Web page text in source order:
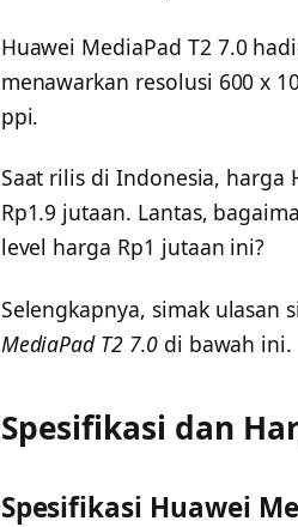
Huawei MediaPad T2 7.0
menawarkan resolusi 600 x
ppi.
Saat rilis di Indonesia, harga
Rp1.9 jutaan. Lantas,
level harga Rp1 jutaan ini?
Selengkapnya, simak ulasan
MediaPad T2 7.0di bawah ini.
Spesifikasi dan
Spesifikasi Huawei